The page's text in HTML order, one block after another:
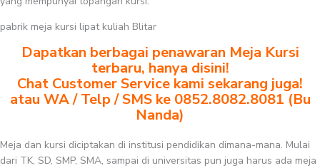
pabrik meja kursi lipat kuliah Blitar
Dapatkan berbagai penawaran Meja Kursi
terbaru, hanya disini!
Chat Customer Service kami sekarang juga!
atau WA / Telp / SMS ke 0852.8082.8081 (Bu
Nanda)
Meja dan kursi diciptakan di institusi pendidikan dimana-mana. Mulai
dari TK, SD, SMP, SMA, sampai di universitas pun juga harus ada meja